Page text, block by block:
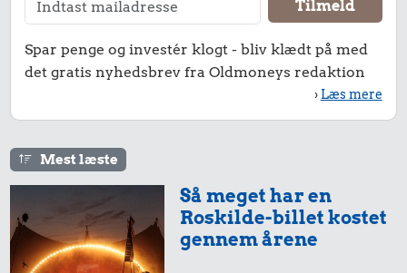
Spar penge og investér klogt - bliv klædt på med
det gratis nyhedsbrev fra Oldmoneys redaktion
› Læs mere
Mest læste
Så meget har en
Roskilde-billet kostet
gennem årene